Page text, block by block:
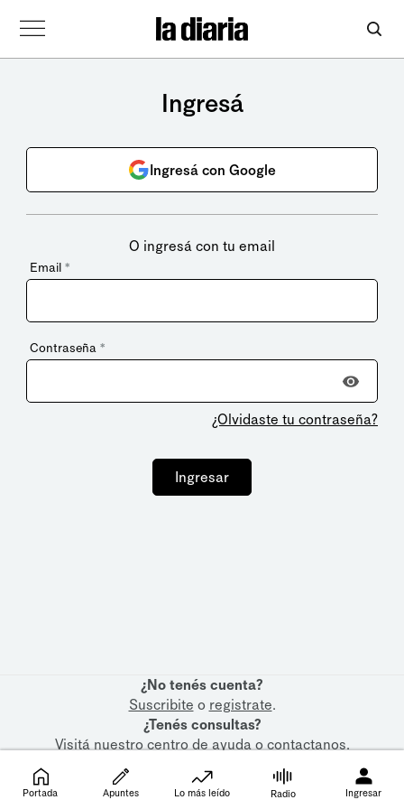
Ingresá
Ingresá con Google
O ingresá con tu email
Email *
Contraseña *
¿Olvidaste tu contraseña?
Ingresar
¿No tenés cuenta?
Suscribite o registrate.
¿Tenés consultas?
Visitá nuestrocentro de ayudaocontactanos.
Portada Apuntes Lo más leído Radio Ingresar